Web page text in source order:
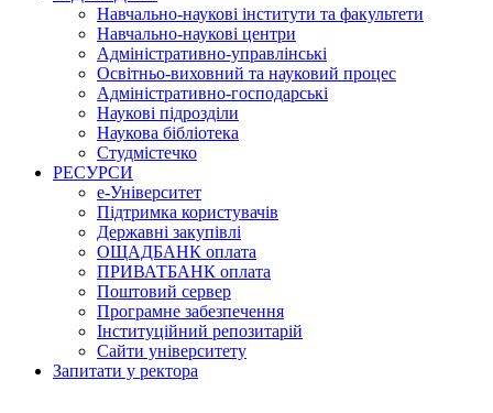
Навчально-наукові інститути та факультети
Навчально-наукові центри
Адміністративно-управлінські
Освітньо-виховний та науковий процес
Адміністративно-господарські
Наукові підрозділи
Наукова бібліотека
Студмістечко
РЕСУРСИ
е-Університет
Підтримка користувачів
Державні закупівлі
ОЩАДБАНК оплата
ПРИВАТБАНК оплата
Поштовий сервер
Програмне забезпечення
Інституційний репозитарій
Сайти університету
Запитати у ректора